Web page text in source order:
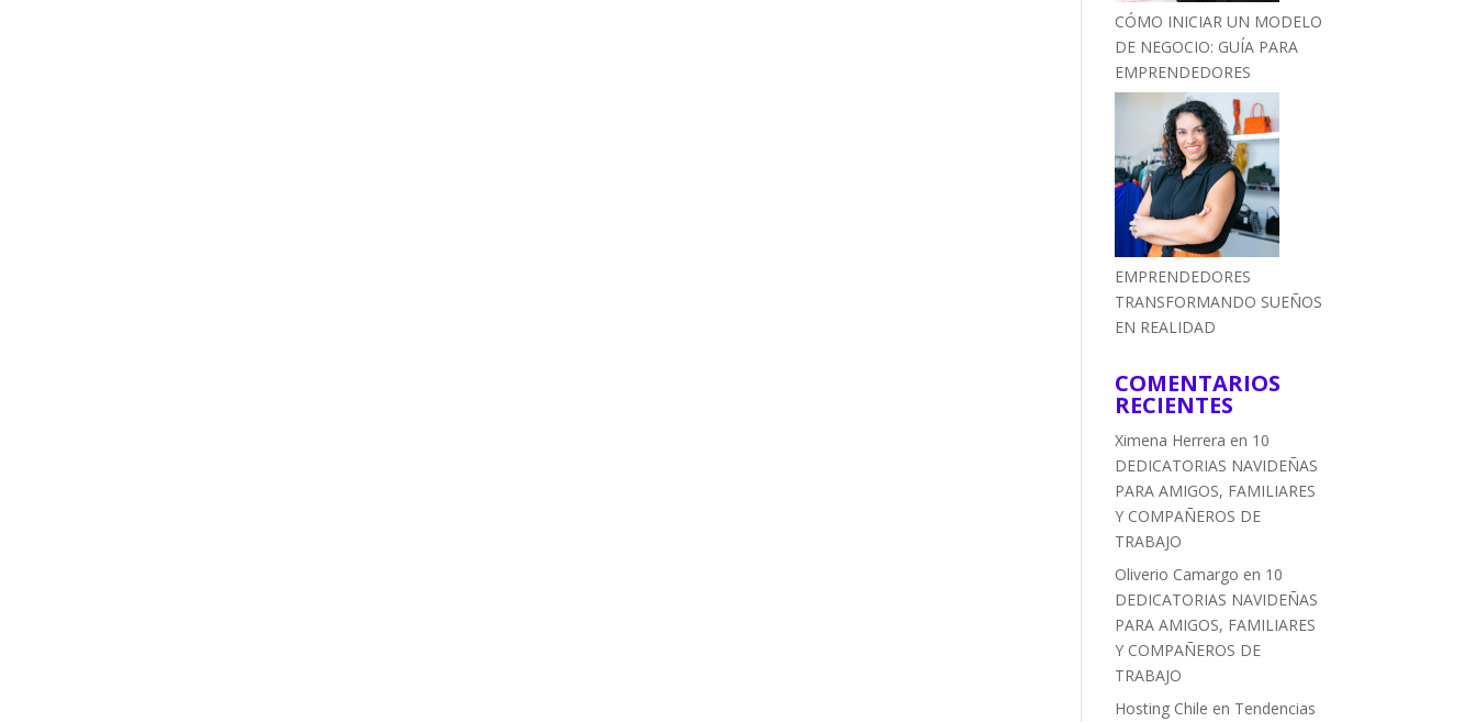
CÓMO INICIAR UN MODELO
DE NEGOCIO: GUÍA PARA
EMPRENDEDORES
EMPRENDEDORES
TRANSFORMANDO SUEÑOS
EN REALIDAD
COMENTARIOS
RECIENTES
Ximena Herrera en 10
DEDICATORIAS NAVIDEÑAS
PARA AMIGOS, FAMILIARES
Y COMPAÑEROS DE
TRABAJO
Oliverio Camargo en 10
DEDICATORIAS NAVIDEÑAS
PARA AMIGOS, FAMILIARES
Y COMPAÑEROS DE
TRABAJO
Hosting Chile en Tendencias